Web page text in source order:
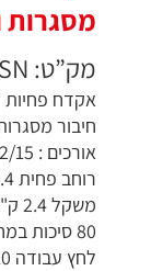
מסגרות
מק”ט: CF15SN
אקדח פחיות
חיבור
אורכים : 9/12/15
רוחב פחית 25.4 מ"מ
משקל 2.4 ק"ג
80 סיכות במחסנית
לחץ עבודה 75-110 PSI